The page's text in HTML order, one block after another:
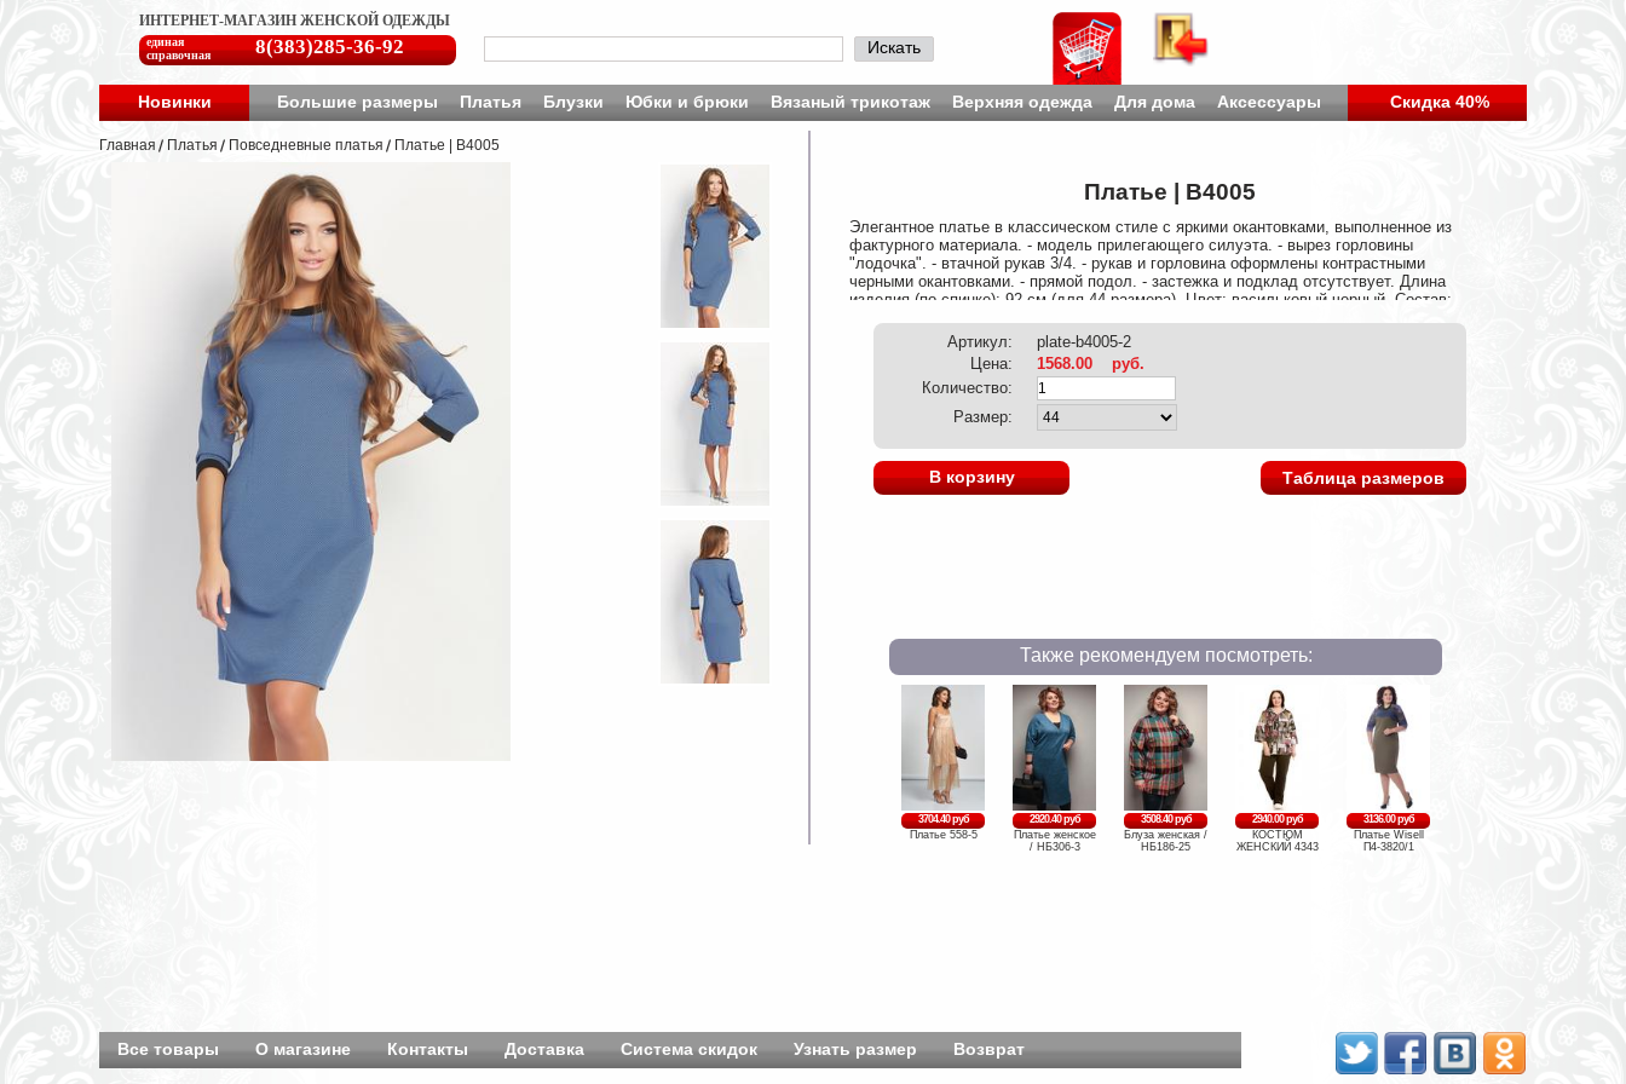
ИНТЕРНЕТ-МАГАЗИН ЖЕНСКОЙ ОДЕЖДЫ
единая
справочная
8(383)285-36-92 Искать
Новинки Большие размеры Платья Блузки Юбки и брюки Вязаный трикотаж Верхняя одежда Для дома Аксессуары Скидка 40%
Главная Платья Повседневные платья Платье | B4005
Платье | B4005
Элегантное платье в классическом стиле с яркими окантовками, выполненное из
фактурного материала. - модель прилегающего силуэта. - вырез горловины
"лодочка". - втачной рукав 3/4. - рукав и горловина оформлены контрастными
черными окантовками. - прямой подол. - застежка и подклад отсутствует. Длина
изделия (по спинке): 92 см (для 44 размера). Цвет: васильковый,черный. Состав:
Артикул:
plate-b4005-2
Цена:
1568.00
руб.
Количество:
Размер:
В корзину Таблица размеров
Также рекомендуем посмотреть:
3704.40 руб
Платье 558-5
2920.40 руб
Платье женское
/ НБ306-3
3508.40 руб
Блуза женская /
НБ186-25
2940.00 руб
КОСТЮМ
ЖЕНСКИЙ 4343
3136.00 руб
Платье Wisell
П4-3820/1
Все товары О магазине Контакты Доставка Система скидок Узнать размер Возврат